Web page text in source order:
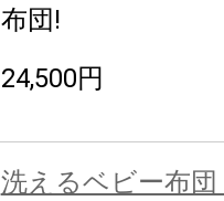
布団!
24,500円
洗えるベビー布